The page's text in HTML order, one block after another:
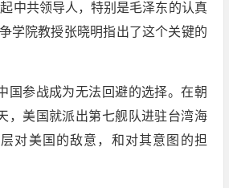
中共领导人，特别是毛泽东的认真
学院教授张晓明指出了这个关键的
国参战成为无法回避的选择。在朝
，美国就派出第七舰队进驻台湾海
对美国的敌意，和对其意图的担